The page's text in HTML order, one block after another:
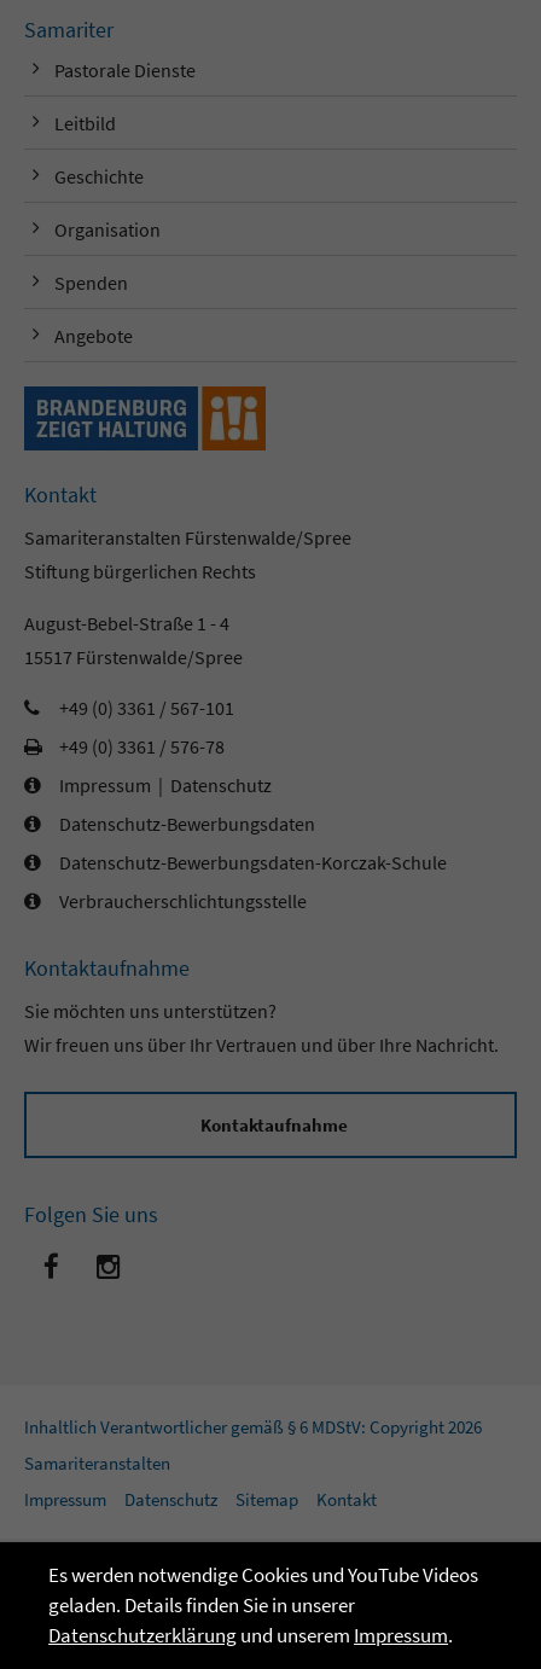
Samariter
Pastorale Dienste
Leitbild
Geschichte
Organisation
Spenden
Angebote
Kontakt
Samariteranstalten Fürstenwalde/Spree
Stiftung bürgerlichen Rechts
August-Bebel-Straße 1 - 4
15517 Fürstenwalde/Spree
+49 (0) 3361 / 567-101
+49 (0) 3361 / 576-78
Impressum | Datenschutz
Datenschutz-Bewerbungsdaten
Datenschutz-Bewerbungsdaten-Korczak-Schule
Verbraucherschlichtungsstelle
Kontaktaufnahme
Sie möchten uns unterstützen?
Wir freuen uns über Ihr Vertrauen und über Ihre Nachricht.
Kontaktaufnahme
Folgen Sie uns
Inhaltlich Verantwortlicher gemäß § 6 MDStV: Copyright 2026
Samariteranstalten
Impressum
Datenschutz Sitemap Kontakt
Es werden notwendige Cookies und YouTube Videos
geladen. Details finden Sie in unserer
Datenschutzerklärungund unserem Impressum.